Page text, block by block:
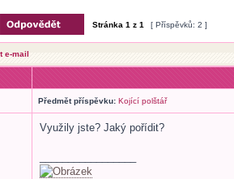
Stránka1 z1 [ Příspěvků: 2 ]
e-mail
Předmět příspěvku: Kojící polštář
Využily jste? Jaký pořídit?